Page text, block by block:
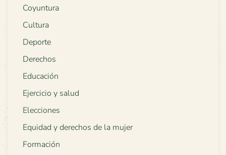
Coyuntura
Cultura
Deporte
Derechos
Educación
Ejercicio y salud
Elecciones
Equidad y derechos de la mujer
Formación